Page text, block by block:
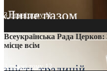
3 тижні тому11
Всеукраїнська Рада Церков:
місце всім
3 тижні тому12